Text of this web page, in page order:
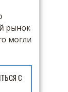
рынок
могли
С